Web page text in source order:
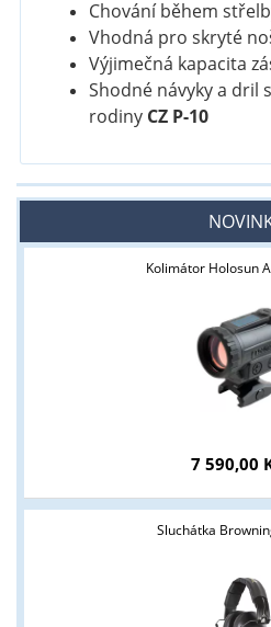
Chování během
Vhodná pro skryté
Výjimečná kapacita
Shodné návyky a dril
rodiny CZ P-10
Kolimátor Holosun
7 590,00
Sluchátka